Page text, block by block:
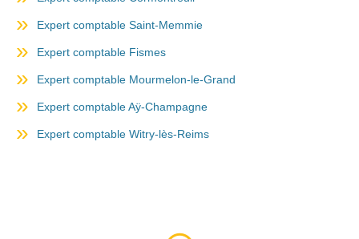
Expert comptable Saint-Memmie
Expert comptable Fismes
Expert comptable Mourmelon-le-Grand
Expert comptable Aÿ-Champagne
Expert comptable Witry-lès-Reims